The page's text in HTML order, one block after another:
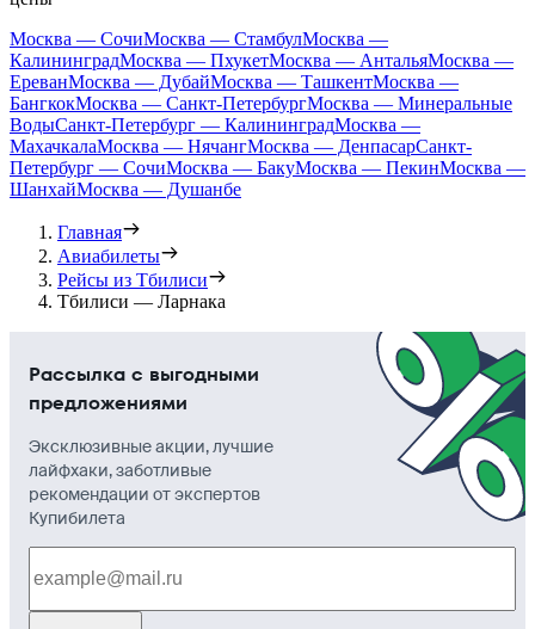
Москва — СочиМосква — СтамбулМосква —
КалининградМосква — ПхукетМосква — АнтальяМосква —
ЕреванМосква — ДубайМосква — ТашкентМосква —
БангкокМосква — Санкт-ПетербургМосква — Минеральные
ВодыСанкт-Петербург — КалининградМосква —
МахачкалаМосква — НячангМосква — ДенпасарСанкт-
Петербург — СочиМосква — БакуМосква — ПекинМосква —
ШанхайМосква — Душанбе
Главная
Авиабилеты
Рейсы из Тбилиси
Тбилиси — Ларнака
Рассылка с выгодными
предложениями
Эксклюзивные акции, лучшие
лайфхаки, заботливые
рекомендации от экспертов
Купибилета